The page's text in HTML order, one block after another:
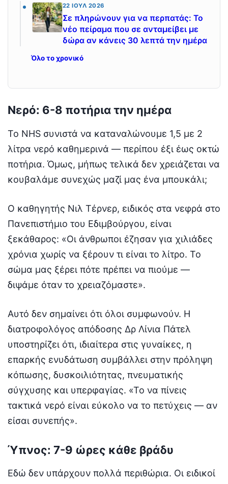
22 ΙΟΎΛ 2026
Σε πληρώνουν για να περπατάς: Το
νέο πείραμα που σε ανταμείβει με
δώρα αν κάνεις 30 λεπτά την ημέρα
Όλο το χρονικό
Νερό: 6-8 ποτήρια την ημέρα
Το NHS συνιστά να καταναλώνουμε 1,5 με 2
λίτρα νερό καθημερινά — περίπου έξι έως οκτώ
ποτήρια. Όμως, μήπως τελικά δεν χρειάζεται να
κουβαλάμε συνεχώς μαζί μας ένα μπουκάλι;
Ο καθηγητής Νιλ Τέρνερ, ειδικός στα νεφρά στο
Πανεπιστήμιο του Εδιμβούργου, είναι
ξεκάθαρος: «Οι άνθρωποι έζησαν για χιλιάδες
χρόνια χωρίς να ξέρουν τι είναι το λίτρο. Το
σώμα μας ξέρει πότε πρέπει να πιούμε —
διψάμε όταν το χρειαζόμαστε».
Αυτό δεν σημαίνει ότι όλοι συμφωνούν. Η
διατροφολόγος απόδοσης Δρ Λίνια Πάτελ
υποστηρίζει ότι, ιδιαίτερα στις γυναίκες, η
επαρκής ενυδάτωση συμβάλλει στην πρόληψη
κόπωσης, δυσκοιλιότητας, πνευματικής
σύγχυσης και υπερφαγίας. «Το να πίνεις
τακτικά νερό είναι εύκολο να το πετύχεις — αν
είσαι συνεπής».
Ύπνος: 7-9 ώρες κάθε βράδυ
Εδώ δεν υπάρχουν πολλά περιθώρια. Οι ειδικοί